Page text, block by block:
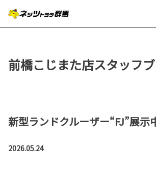
前橋こじまた店スタッフ
新型ランドクルーザー“FJ”展示
2026.05.24